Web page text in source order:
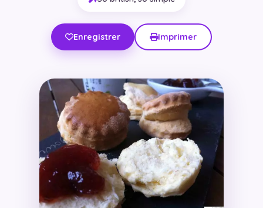
Enregistrer Imprimer